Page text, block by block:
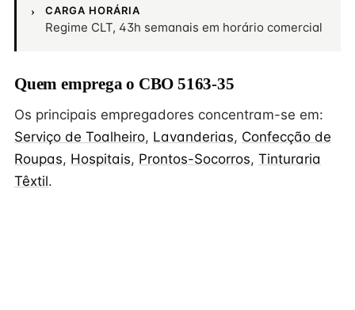
CARGA HORÁRIA
Regime CLT, 43h semanais em horário comercial
Quem emprega o CBO 5163-35
Os principais empregadores concentram-se em:
Serviço de Toalheiro, Lavanderias, Confecção de
Roupas, Hospitais, Prontos-Socorros, Tinturaria
Têxtil.